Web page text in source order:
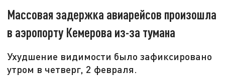
Массовая задержка авиарейсов произошла
в аэропорту Кемерова из-за тумана
Ухудшение видимости было зафиксировано
утром в четверг, 2 февраля.